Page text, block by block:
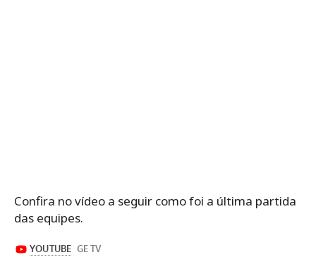
Confira no vídeo a seguir como foi a última partida
das equipes.